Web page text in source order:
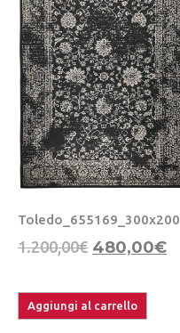
Toledo_655169_300x200
1.200,00€ 480,00€
Aggiungi al carrello